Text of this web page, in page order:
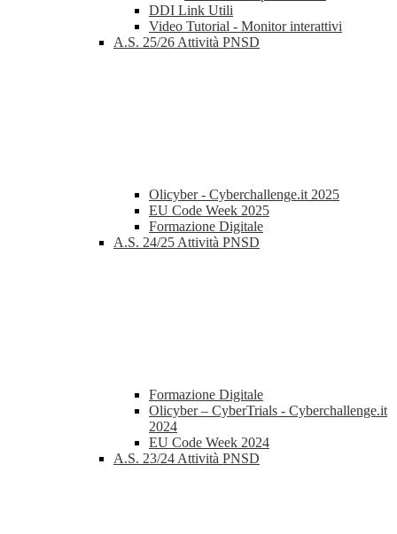
DDI Link Utili
Video Tutorial - Monitor interattivi
A.S. 25/26 Attività PNSD
Olicyber - Cyberchallenge.it 2025
EU Code Week 2025
Formazione Digitale
A.S. 24/25 Attività PNSD
Formazione Digitale
Olicyber – CyberTrials - Cyberchallenge.it
2024
EU Code Week 2024
A.S. 23/24 Attività PNSD